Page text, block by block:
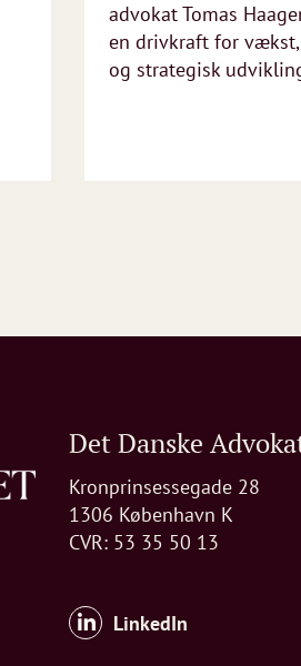
advokat Tomas
en drivkraft for
og strategisk
Det Danske
Kronprinsessegade 28
1306 København K
CVR: 53 35 50 13
LinkedIn